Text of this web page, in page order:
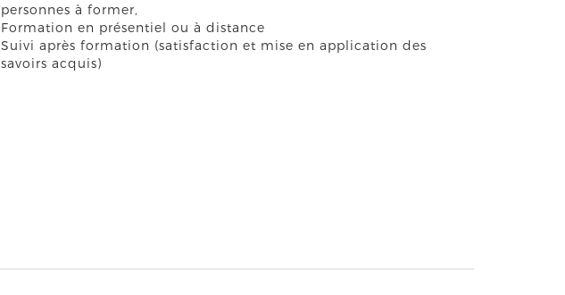
personnes à former,
Formation en présentiel ou à distance
Suivi après formation (satisfaction et mise en application des
savoirs acquis)